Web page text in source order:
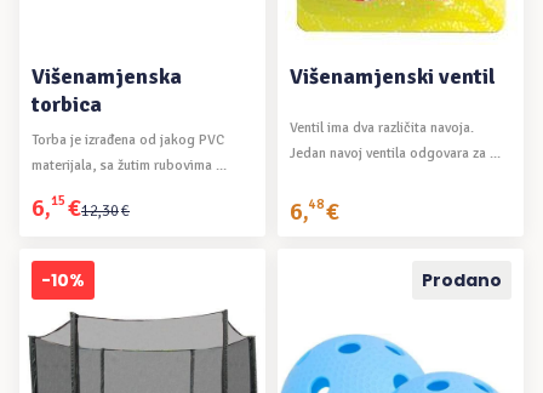
Višenamjenska
torbica
Torba je izrađena od jakog PVC
materijala, sa žutim rubovima ...
12,30€
Izvorna
bila
je:
12,30€.
6,15 €
Trenutna
je:
6,15€.
Višenamjenski ventil
Ventil ima dva različita navoja.
Jedan navoj ventila odgovara za ...
6,48€
-10% Prodano